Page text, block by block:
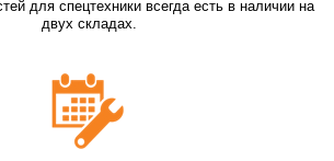
для спецтехники всегда есть в наличии на
двух складах.